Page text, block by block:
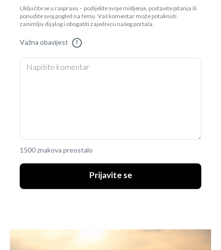
Uključite se u raspravu – podijelite svoje mišljenje, postavite pitanja ili
ponudite svoj pogled na temu. Vaš komentar može potaknuti
zanimljiv dijalog i obogatiti zajednicu našeg portala.
Važna obavijest !
1500 znakova preostalo
Prijavite se